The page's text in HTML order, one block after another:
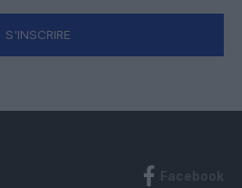
S'INSCRIRE